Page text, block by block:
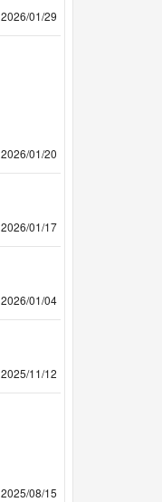
2026/01/29
2026/01/20
2026/01/17
2026/01/04
2025/11/12
2025/08/15